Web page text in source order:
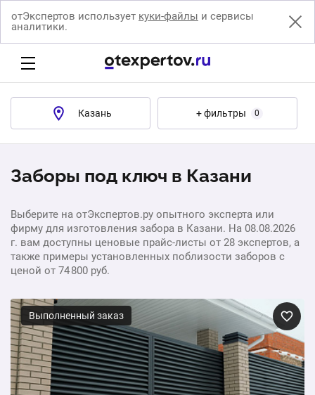
отЭкспертов использует куки-файлы и сервисы
аналитики.
Казань + фильтры 0
Заборы под ключ в Казани
Выберите на отЭкспертов.ру опытного эксперта или
фирму для изготовления забора в Казани. На 08.08.2026
г. вам доступны ценовые прайс-листы от 28 экспертов, а
также примеры установленных поблизости заборов с
ценой от 74 800 руб.
Выполненный заказ